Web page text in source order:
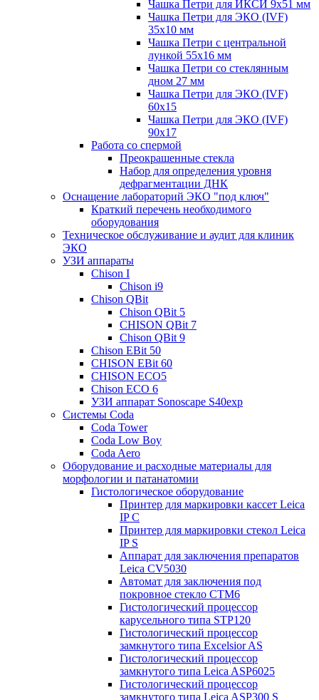
Чашка Петри для ИКСИ 9x51 мм
Чашка Петри для ЭКО (IVF)
35x10 мм
Чашка Петри с центральной
лункой 55x16 мм
Чашка Петри со стеклянным
дном 27 мм
Чашка Петри для ЭКО (IVF)
60х15
Чашка Петри для ЭКО (IVF)
90х17
Работа со спермой
Преокрашенные стекла
Набор для определения уровня
дефрагментации ДНК
Оснащение лабораторий ЭКО "под ключ"
Краткий перечень необходимого
оборудования
Техническое обслуживание и аудит для клиник
ЭКО
УЗИ аппараты
Chison I
Chison i9
Chison QBit
Chison QBit 5
CHISON QBit 7
Chison QBit 9
Chison EBit 50
CHISON EBit 60
CHISON ECO5
Chison ECO 6
УЗИ аппарат Sonoscape S40exp
Системы Coda
Coda Tower
Coda Low Boy
Coda Aero
Оборудование и расходные материалы для
морфологии и патанатомии
Гистологическое оборудование
Принтер для маркировки кассет Leica
IP C
Принтер для маркировки стекол Leica
IP S
Аппарат для заключения препаратов
Leica CV5030
Автомат для заключения под
покровное стекло CTM6
Гистологический процессор
карусельного типа STP120
Гистологический процессор
замкнутого типа Excelsior AS
Гистологический процессор
замкнутого типа Leica ASP6025
Гистологический процессор
замкнутого типа Leica ASP300 S